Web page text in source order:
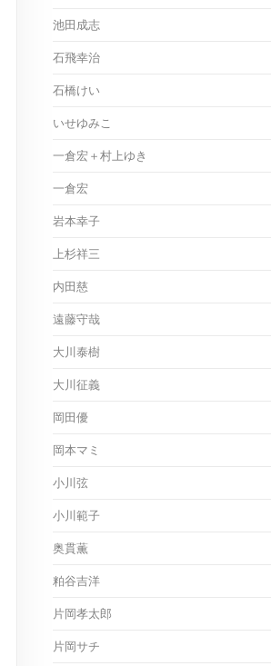
池田成志
石飛幸治
石橋けい
いせゆみこ
一倉宏＋村上ゆき
一倉宏
岩本幸子
上杉祥三
内田慈
遠藤守哉
大川泰樹
大川征義
岡田優
岡本マミ
小川弦
小川範子
奥貫薫
粕谷吉洋
片岡孝太郎
片岡サチ